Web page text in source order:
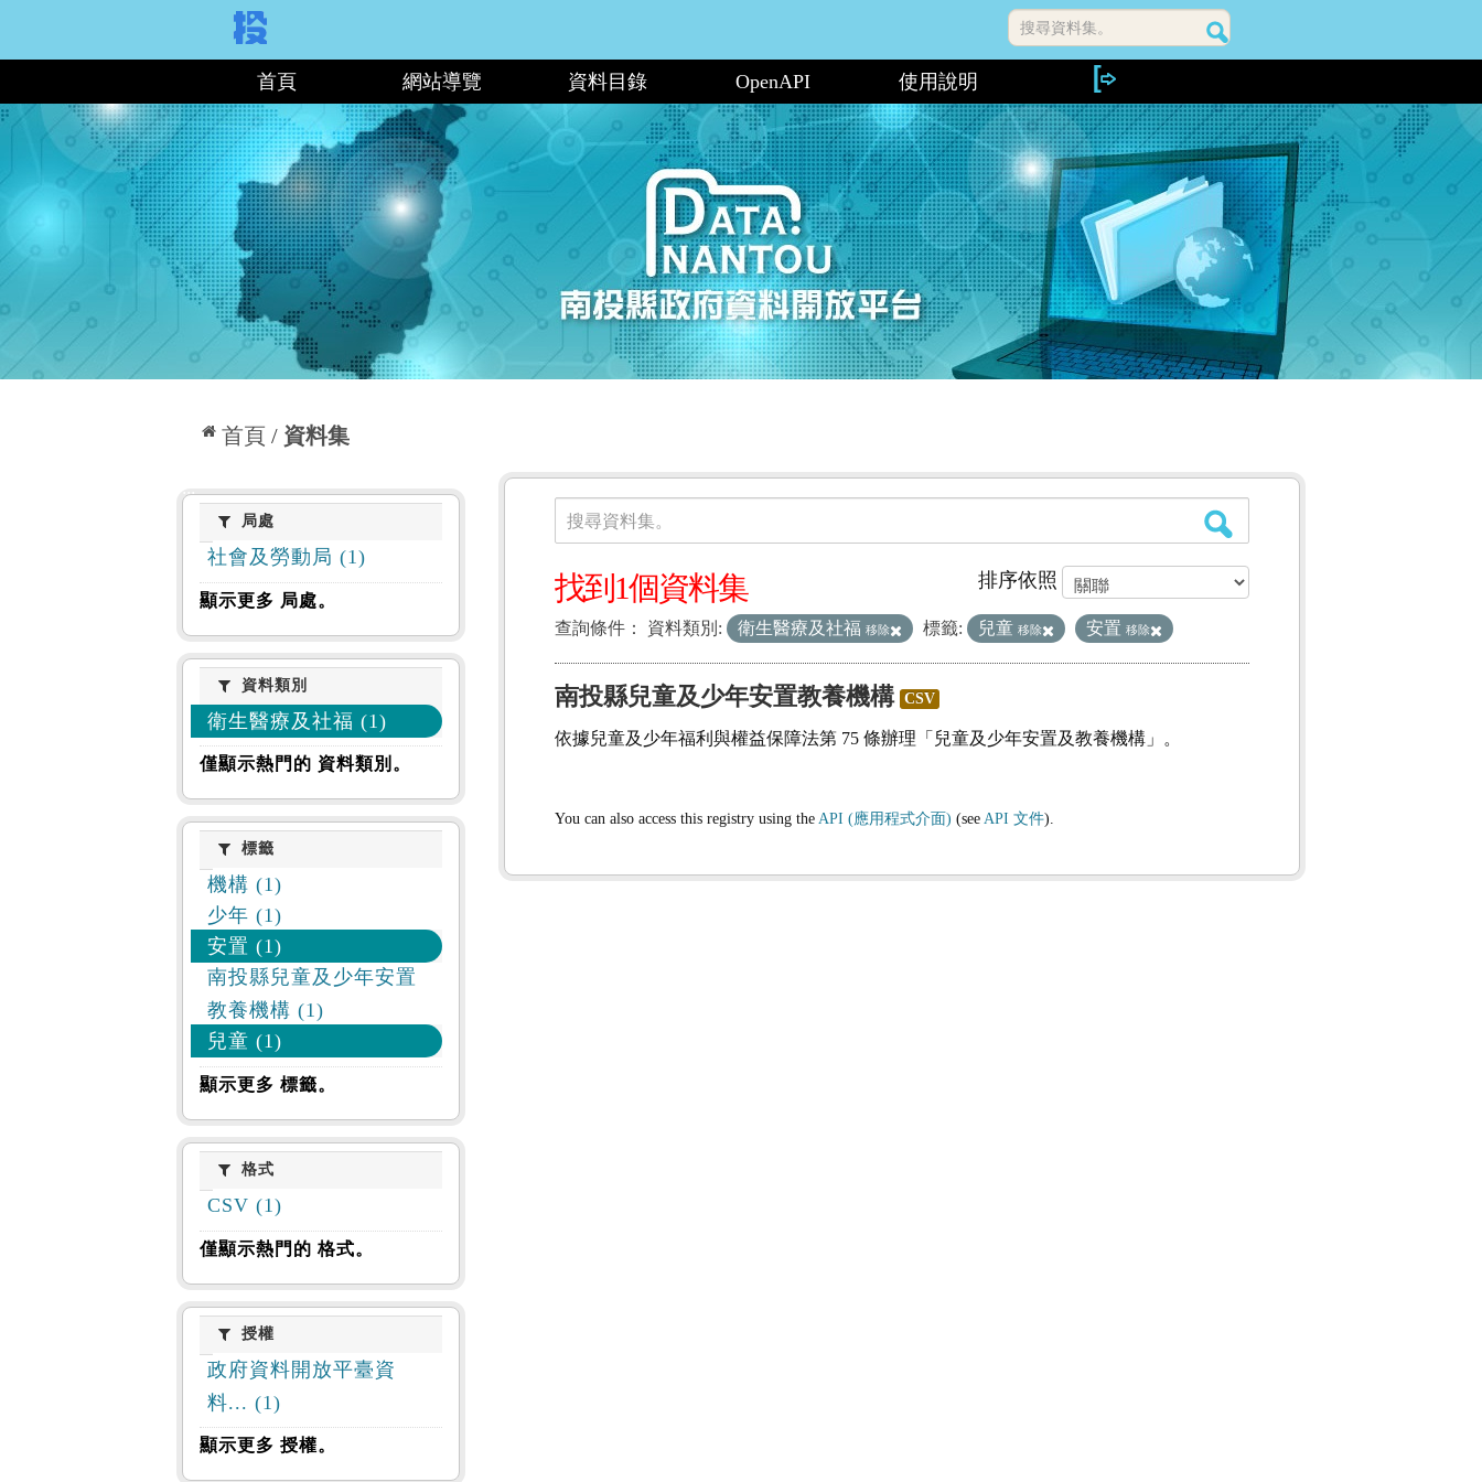
搜尋資料集。
首頁 網站導覽 資料目錄 OpenAPI 使用說明
首頁 資料集
局處局處
社會及勞動局 (1)
顯示更多 局處。
資料類別
資料類別
衛生醫療及社福 (1)
僅顯示熱門的 資料類別。
標籤標籤
機構 (1)
少年 (1)
安置 (1)
南投縣兒童及少年安置
教養機構 (1)
兒童 (1)
顯示更多 標籤。
格式格式
CSV (1)
僅顯示熱門的 格式。
授權授權
政府資料開放平臺資
料... (1)
顯示更多 授權。
資料集
搜尋資料集。
排序依照
找到1個資料集
查詢條件： 資料類別: 衛生醫療及社福 移除 標籤: 兒童 移除 安置 移除
南投縣兒童及少年安置教養機構 CSV
依據兒童及少年福利與權益保障法第 75 條辦理「兒童及少年安置及教養機構」。
You can also access this registry using the API (應用程式介面) (see API 文件).